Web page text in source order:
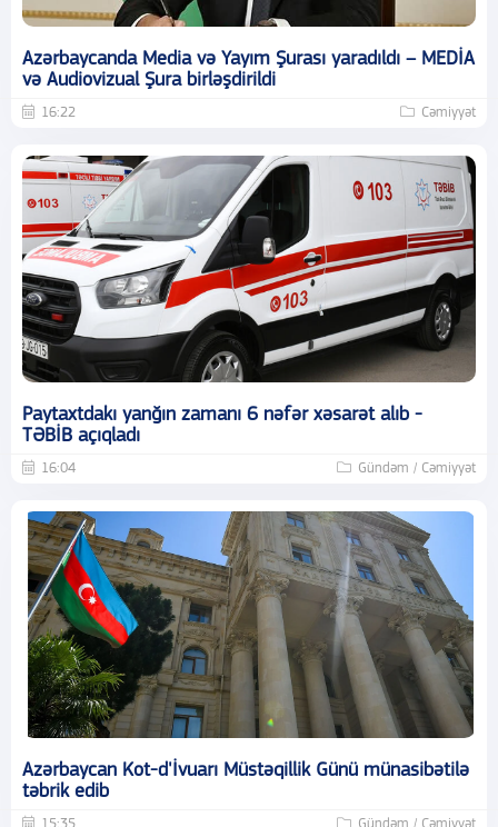
Azərbaycanda Media və Yayım Şurası yaradıldı – MEDİA
və Audiovizual Şura birləşdirildi
16:22 Cəmiyyət
Paytaxtdakı yanğın zamanı 6 nəfər xəsarət alıb -
TƏBİB açıqladı
16:04 Gündəm / Cəmiyyət
Azərbaycan Kot-d'İvuarı Müstəqillik Günü münasibətilə
təbrik edib
15:35 Gündəm / Cəmiyyət